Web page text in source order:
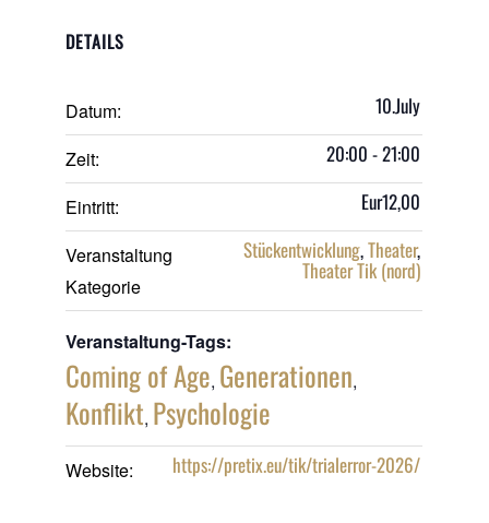
DETAILS
Datum: 10.July
Zeit: 20:00 - 21:00
Eintritt: Eur12,00
Veranstaltung
Kategorie
Stückentwicklung,Theater,
Theater Tik (nord)
Veranstaltung-Tags:
Coming of Age, Generationen,
Konflikt, Psychologie
Website: https://pretix.eu/tik/trialerror-2026/